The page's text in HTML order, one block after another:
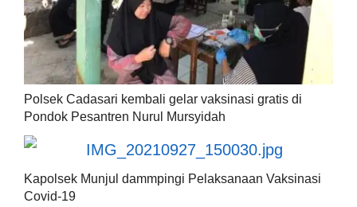
Polsek Cadasari kembali gelar vaksinasi gratis di
Pondok Pesantren Nurul Mursyidah
Kapolsek Munjul dammpingi Pelaksanaan Vaksinasi
Covid-19